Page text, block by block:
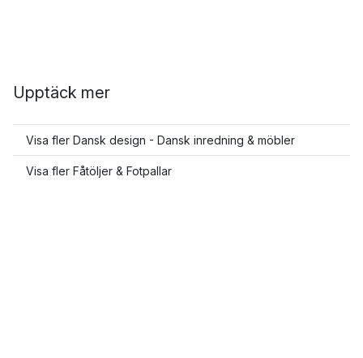
Upptäck mer
Visa fler Dansk design - Dansk inredning & möbler
Visa fler Fåtöljer & Fotpallar